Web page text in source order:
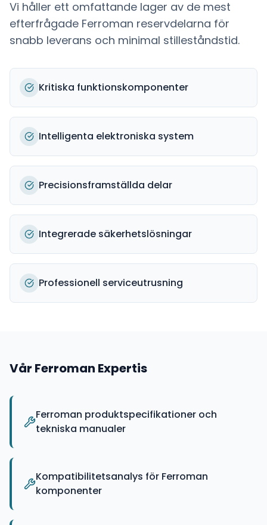
Vi håller ett omfattande lager av de mest
efterfrågade Ferroman reservdelarna för
snabb leverans och minimal stilleståndstid.
Kritiska funktionskomponenter
Intelligenta elektroniska system
Precisionsframställda delar
Integrerade säkerhetslösningar
Professionell serviceutrusning
Vår Ferroman Expertis
Ferroman produktspecifikationer och
tekniska manualer
Kompatibilitetsanalys för Ferroman
komponenter